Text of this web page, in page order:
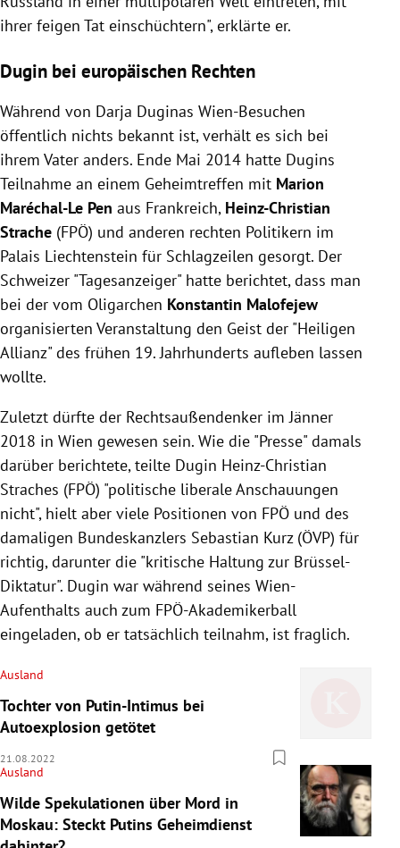
ihrer feigen Tat einschüchtern", erklärte er.
Dugin bei europäischen Rechten
Während von Darja Duginas Wien-Besuchen
öffentlich nichts bekannt ist, verhält es sich bei
ihrem Vater anders. Ende Mai 2014 hatte Dugins
Teilnahme an einem Geheimtreffen mit Marion
Maréchal-Le Pen aus Frankreich, Heinz-Christian
Strache (FPÖ) und anderen rechten Politikern im
Palais Liechtenstein für Schlagzeilen gesorgt. Der
Schweizer "Tagesanzeiger" hatte berichtet, dass man
bei der vom Oligarchen Konstantin Malofejew
organisierten Veranstaltung den Geist der "Heiligen
Allianz" des frühen 19. Jahrhunderts aufleben lassen
wollte.
Zuletzt dürfte der Rechtsaußendenker im Jänner
2018 in Wien gewesen sein. Wie die "Presse" damals
darüber berichtete, teilte Dugin Heinz-Christian
Straches (FPÖ) "politische liberale Anschauungen
nicht", hielt aber viele Positionen von FPÖ und des
damaligen Bundeskanzlers Sebastian Kurz (ÖVP) für
richtig, darunter die "kritische Haltung zur Brüssel-
Diktatur". Dugin war während seines Wien-
Aufenthalts auch zum FPÖ-Akademikerball
eingeladen, ob er tatsächlich teilnahm, ist fraglich.
Ausland
Tochter von Putin-Intimus bei
Autoexplosion getötet
21.08.2022
Ausland
Wilde Spekulationen über Mord in
Moskau: Steckt Putins Geheimdienst